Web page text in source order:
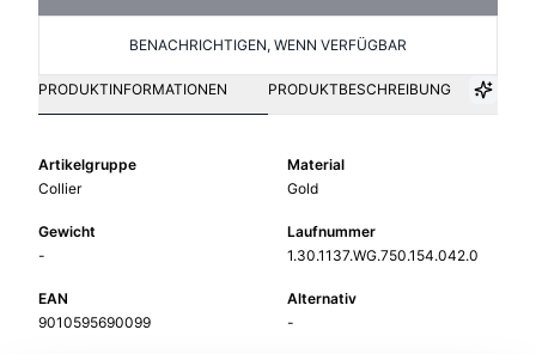
BENACHRICHTIGEN, WENN VERFÜGBAR
PRODUKTINFORMATIONEN PRODUKTBESCHREIBUNG
Artikelgruppe
Collier
Material
Gold
Gewicht
-
Laufnummer
1.30.1137.WG.750.154.042.0
EAN
9010595690099
Alternativ
-